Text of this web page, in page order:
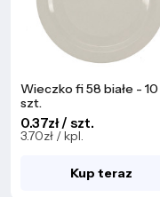
Wieczko fi 58 białe - 10
szt.
0.37zł / szt.
3.70zł / kpl.
Kup teraz